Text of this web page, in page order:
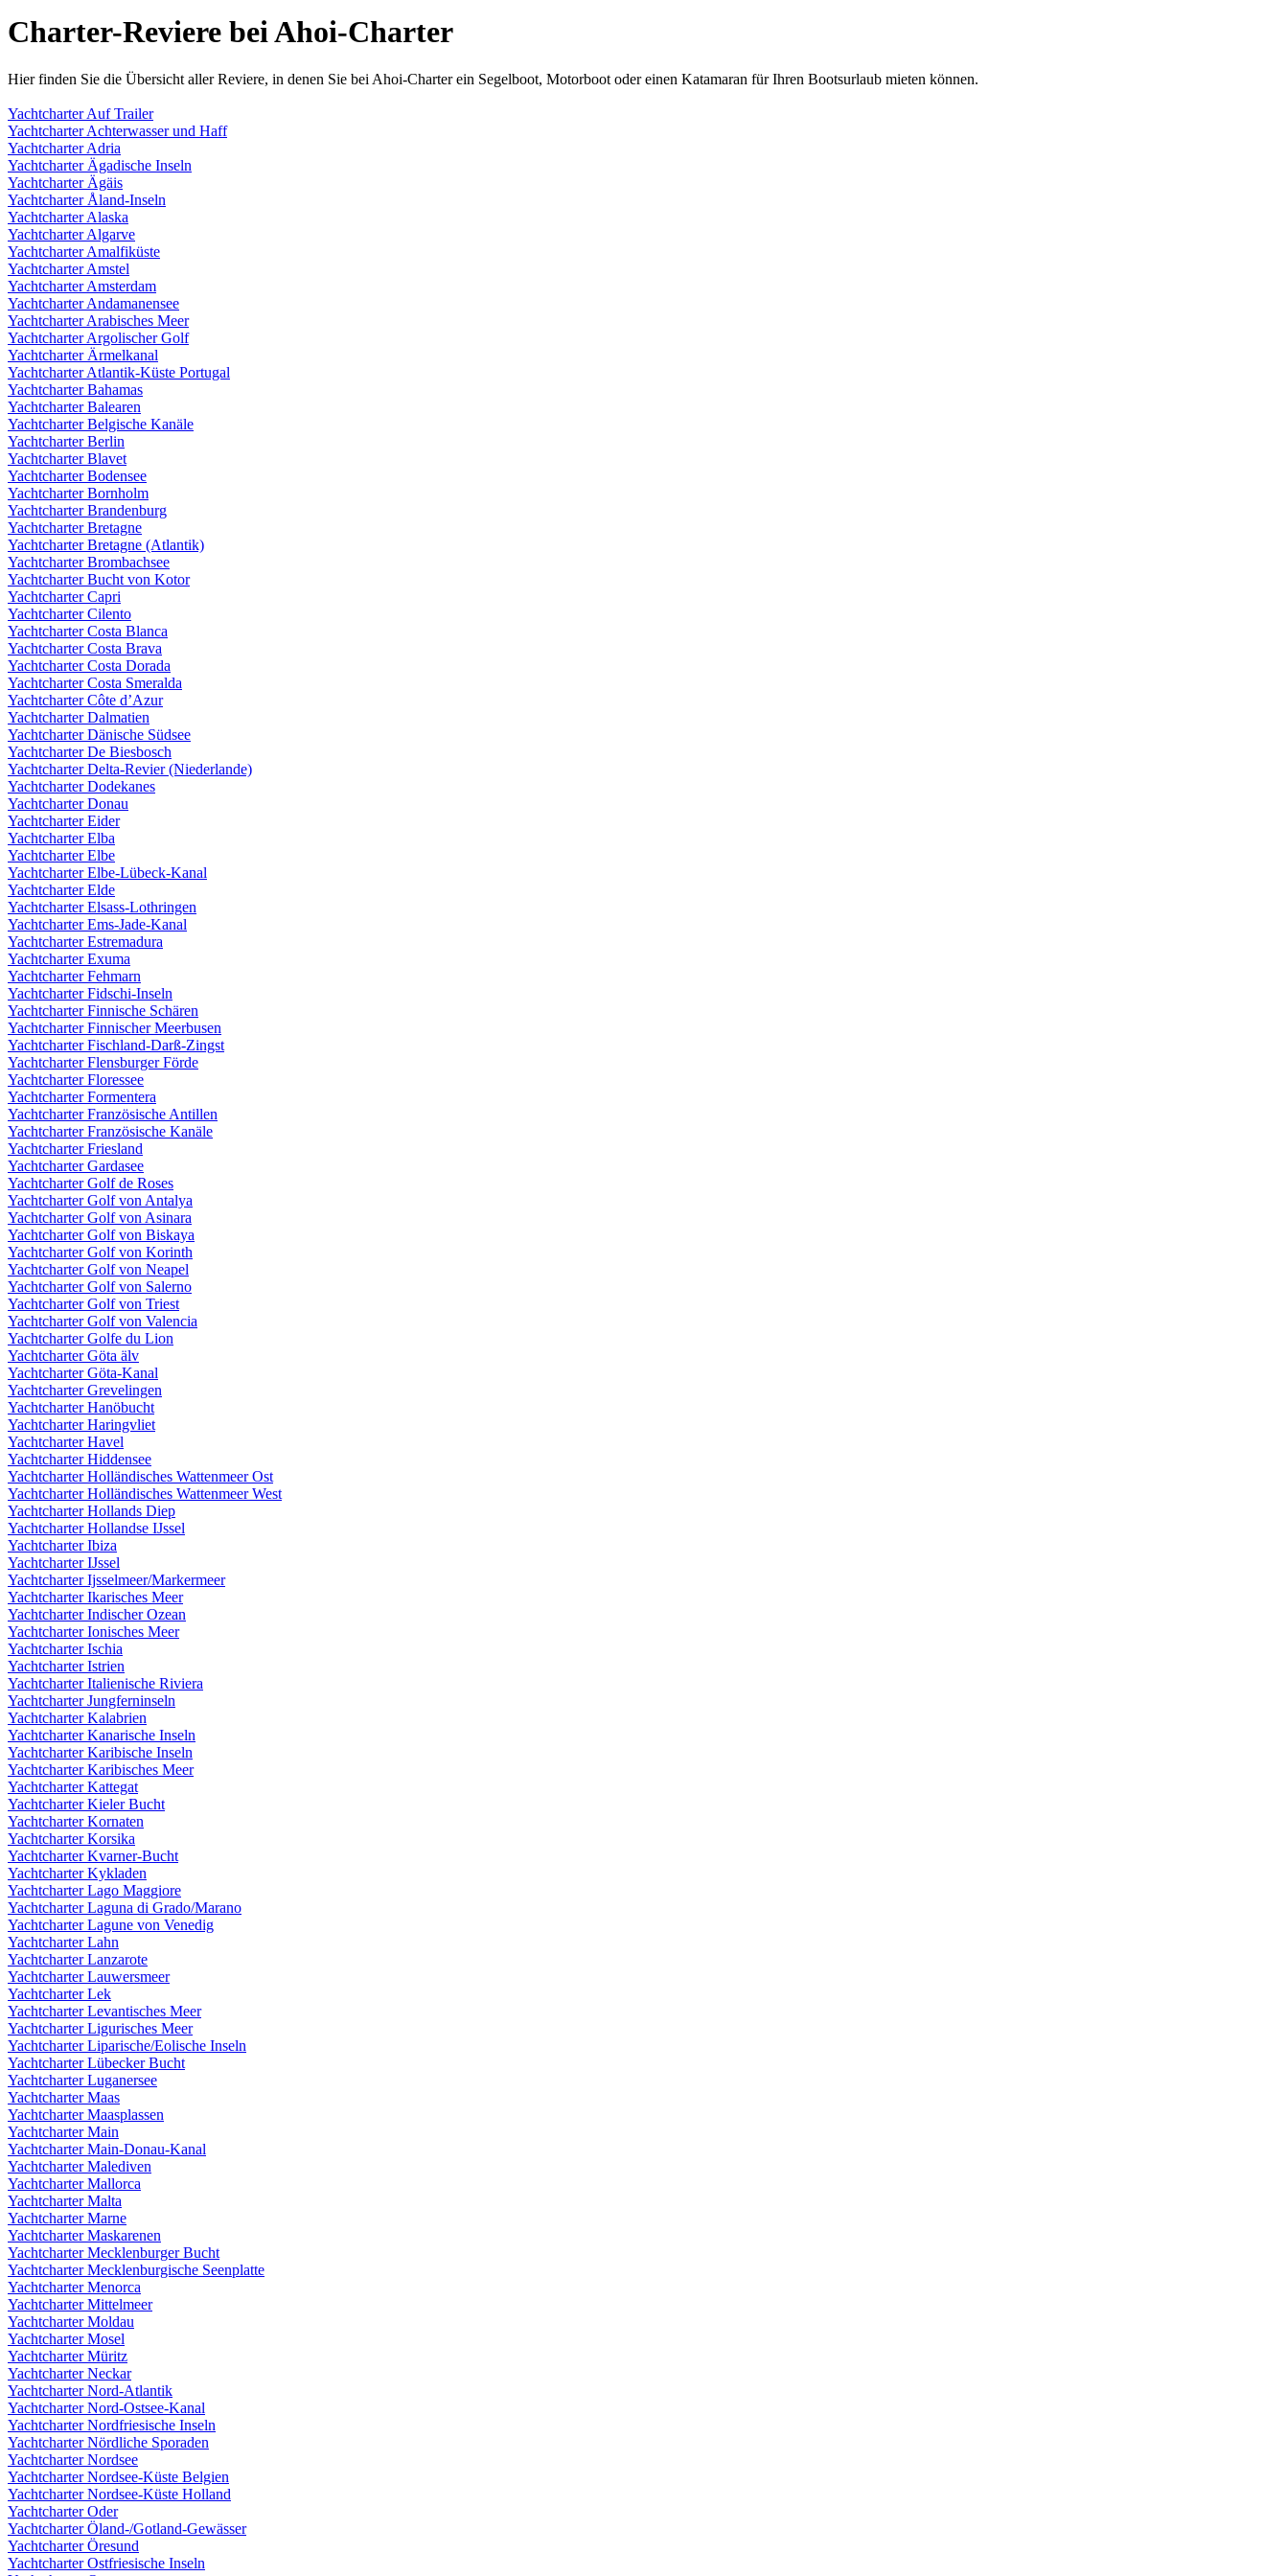
Charter-Reviere bei Ahoi-Charter
Hier finden Sie die Übersicht aller Reviere, in denen Sie bei Ahoi-Charter ein Segelboot, Motorboot oder einen Katamaran für Ihren Bootsurlaub mieten können.
Yachtcharter Auf Trailer
Yachtcharter Achterwasser und Haff
Yachtcharter Adria
Yachtcharter Ägadische Inseln
Yachtcharter Ägäis
Yachtcharter Åland-Inseln
Yachtcharter Alaska
Yachtcharter Algarve
Yachtcharter Amalfiküste
Yachtcharter Amstel
Yachtcharter Amsterdam
Yachtcharter Andamanensee
Yachtcharter Arabisches Meer
Yachtcharter Argolischer Golf
Yachtcharter Ärmelkanal
Yachtcharter Atlantik-Küste Portugal
Yachtcharter Bahamas
Yachtcharter Balearen
Yachtcharter Belgische Kanäle
Yachtcharter Berlin
Yachtcharter Blavet
Yachtcharter Bodensee
Yachtcharter Bornholm
Yachtcharter Brandenburg
Yachtcharter Bretagne
Yachtcharter Bretagne (Atlantik)
Yachtcharter Brombachsee
Yachtcharter Bucht von Kotor
Yachtcharter Capri
Yachtcharter Cilento
Yachtcharter Costa Blanca
Yachtcharter Costa Brava
Yachtcharter Costa Dorada
Yachtcharter Costa Smeralda
Yachtcharter Côte d’Azur
Yachtcharter Dalmatien
Yachtcharter Dänische Südsee
Yachtcharter De Biesbosch
Yachtcharter Delta-Revier (Niederlande)
Yachtcharter Dodekanes
Yachtcharter Donau
Yachtcharter Eider
Yachtcharter Elba
Yachtcharter Elbe
Yachtcharter Elbe-Lübeck-Kanal
Yachtcharter Elde
Yachtcharter Elsass-Lothringen
Yachtcharter Ems-Jade-Kanal
Yachtcharter Estremadura
Yachtcharter Exuma
Yachtcharter Fehmarn
Yachtcharter Fidschi-Inseln
Yachtcharter Finnische Schären
Yachtcharter Finnischer Meerbusen
Yachtcharter Fischland-Darß-Zingst
Yachtcharter Flensburger Förde
Yachtcharter Floressee
Yachtcharter Formentera
Yachtcharter Französische Antillen
Yachtcharter Französische Kanäle
Yachtcharter Friesland
Yachtcharter Gardasee
Yachtcharter Golf de Roses
Yachtcharter Golf von Antalya
Yachtcharter Golf von Asinara
Yachtcharter Golf von Biskaya
Yachtcharter Golf von Korinth
Yachtcharter Golf von Neapel
Yachtcharter Golf von Salerno
Yachtcharter Golf von Triest
Yachtcharter Golf von Valencia
Yachtcharter Golfe du Lion
Yachtcharter Göta älv
Yachtcharter Göta-Kanal
Yachtcharter Grevelingen
Yachtcharter Hanöbucht
Yachtcharter Haringvliet
Yachtcharter Havel
Yachtcharter Hiddensee
Yachtcharter Holländisches Wattenmeer Ost
Yachtcharter Holländisches Wattenmeer West
Yachtcharter Hollands Diep
Yachtcharter Hollandse IJssel
Yachtcharter Ibiza
Yachtcharter IJssel
Yachtcharter Ijsselmeer/Markermeer
Yachtcharter Ikarisches Meer
Yachtcharter Indischer Ozean
Yachtcharter Ionisches Meer
Yachtcharter Ischia
Yachtcharter Istrien
Yachtcharter Italienische Riviera
Yachtcharter Jungferninseln
Yachtcharter Kalabrien
Yachtcharter Kanarische Inseln
Yachtcharter Karibische Inseln
Yachtcharter Karibisches Meer
Yachtcharter Kattegat
Yachtcharter Kieler Bucht
Yachtcharter Kornaten
Yachtcharter Korsika
Yachtcharter Kvarner-Bucht
Yachtcharter Kykladen
Yachtcharter Lago Maggiore
Yachtcharter Laguna di Grado/Marano
Yachtcharter Lagune von Venedig
Yachtcharter Lahn
Yachtcharter Lanzarote
Yachtcharter Lauwersmeer
Yachtcharter Lek
Yachtcharter Levantisches Meer
Yachtcharter Ligurisches Meer
Yachtcharter Liparische/Eolische Inseln
Yachtcharter Lübecker Bucht
Yachtcharter Luganersee
Yachtcharter Maas
Yachtcharter Maasplassen
Yachtcharter Main
Yachtcharter Main-Donau-Kanal
Yachtcharter Malediven
Yachtcharter Mallorca
Yachtcharter Malta
Yachtcharter Marne
Yachtcharter Maskarenen
Yachtcharter Mecklenburger Bucht
Yachtcharter Mecklenburgische Seenplatte
Yachtcharter Menorca
Yachtcharter Mittelmeer
Yachtcharter Moldau
Yachtcharter Mosel
Yachtcharter Müritz
Yachtcharter Neckar
Yachtcharter Nord-Atlantik
Yachtcharter Nord-Ostsee-Kanal
Yachtcharter Nordfriesische Inseln
Yachtcharter Nördliche Sporaden
Yachtcharter Nordsee
Yachtcharter Nordsee-Küste Belgien
Yachtcharter Nordsee-Küste Holland
Yachtcharter Oder
Yachtcharter Öland-/Gotland-Gewässer
Yachtcharter Öresund
Yachtcharter Ostfriesische Inseln